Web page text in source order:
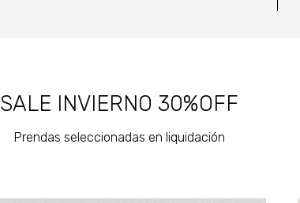
SALE INVIERNO 30%OFF
Prendas seleccionadas en liquidación